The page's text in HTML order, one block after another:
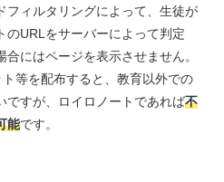
フィルタリングによって、生徒が
のURLをサーバーによって判定
にはページを表示させません。
等を配布すると、教育以外での
ですが、ロイロノートであれば不
能です。